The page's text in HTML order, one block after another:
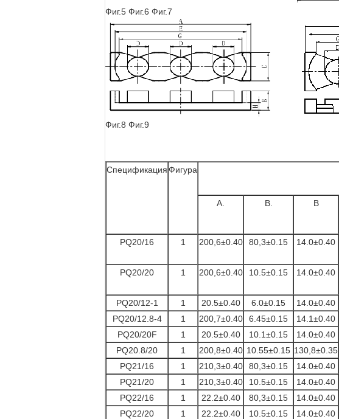
Фиг.5 Фиг.6 Фиг.7
Фиг.8 Фиг.9
СпецификацияФигура
А. В. В
PQ20/16 1 200,6±0.40 80,3±0.15 14.0±0.40
PQ20/20 1 200,6±0.40 10.5±0.15 14.0±0.40
PQ20/12-1 1 20.5±0.40 6.0±0.15 14.0±0.40
PQ20/12.8-4
1 200,7±0.40 6.45±0.15 14.1±0.40
PQ20/20F
1 20.5±0.40 10.1±0.15 14.0±0.40
PQ20.8/20
1 200,8±0.40 10.55±0.15 130,8±0.35
PQ21/16
1 210,3±0.40 80,3±0.15 14.0±0.40
PQ21/20
1 210,3±0.40 10.5±0.15 14.0±0.40
PQ22/16
1 22.2±0.40 80,3±0.15 14.0±0.40
PQ22/20
1 22.2±0.40 10.5±0.15 14.0±0.40